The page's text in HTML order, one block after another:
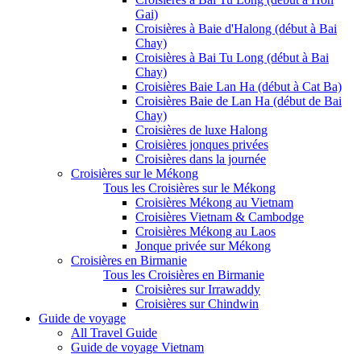
Gai)
Croisières à Baie d'Halong (début à Bai
Chay)
Croisières à Bai Tu Long (début à Bai
Chay)
Croisières Baie Lan Ha (début à Cat Ba)
Croisières Baie de Lan Ha (début de Bai
Chay)
Croisières de luxe Halong
Croisières jonques privées
Croisières dans la journée
Croisières sur le Mékong
Tous les Croisières sur le Mékong
Croisières Mékong au Vietnam
Croisières Vietnam & Cambodge
Croisières Mékong au Laos
Jonque privée sur Mékong
Croisières en Birmanie
Tous les Croisières en Birmanie
Croisières sur Irrawaddy
Croisières sur Chindwin
Guide de voyage
All Travel Guide
Guide de voyage Vietnam